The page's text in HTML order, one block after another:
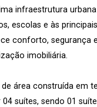
infraestrutura
escolas e às
conforto, segurança
imobiliária.
área construída em
suítes, sendo 01